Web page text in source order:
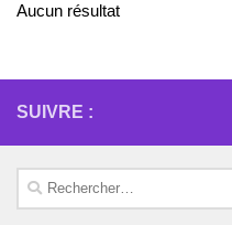
Aucun résultat
SUIVRE :
Rechercher :